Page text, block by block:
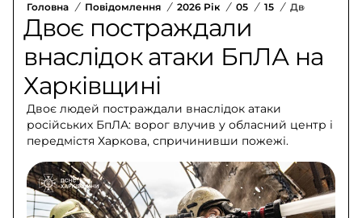
Головна / Повідомлення / 2026 Рік / 05 / 15 / Двоє
Двоє постраждали
внаслідок атаки БпЛА на
Харківщині
Двоє людей постраждали внаслідок атаки
російських БпЛА: ворог влучив у обласний центр і
передмістя Харкова, спричинивши пожежі.